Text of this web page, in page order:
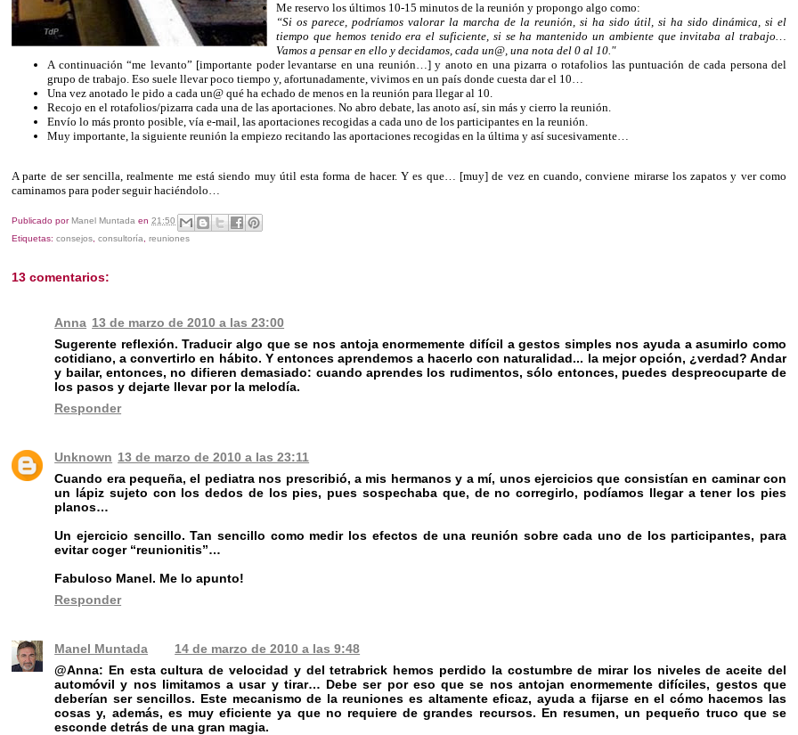
Me reservo los últimos 10-15 minutos de la reunión y propongo algo como:
“Si os parece, podríamos valorar la marcha de la reunión, si ha sido útil, si ha sido dinámica, si el
tiempo que hemos tenido era el suficiente, si se ha mantenido un ambiente que invitaba al trabajo…
Vamos a pensar en ello y decidamos, cada un@, una nota del 0 al 10."
A continuación “me levanto” [importante poder levantarse en una reunión…] y anoto en una pizarra o rotafolios las puntuación de cada persona del
grupo de trabajo. Eso suele llevar poco tiempo y, afortunadamente, vivimos en un país donde cuesta dar el 10…
Una vez anotado le pido a cada un@ qué ha echado de menos en la reunión para llegar al 10.
Recojo en el rotafolios/pizarra cada una de las aportaciones. No abro debate, las anoto así, sin más y cierro la reunión.
Envío lo más pronto posible, vía e-mail, las aportaciones recogidas a cada uno de los participantes en la reunión.
Muy importante, la siguiente reunión la empiezo recitando las aportaciones recogidas en la última y así sucesivamente…
A parte de ser sencilla, realmente me está siendo muy útil esta forma de hacer. Y es que… [muy] de vez en cuando, conviene mirarse los zapatos y ver como
caminamos para poder seguir haciéndolo…
Publicado por Manel Muntada en21:50
Etiquetas:consejos ,consultoría ,reuniones
13 comentarios:
Anna 13 de marzo de 2010 a las 23:00
Sugerente reflexión. Traducir algo que se nos antoja enormemente difícil a gestos simples nos ayuda a asumirlo como
cotidiano, a convertirlo en hábito. Y entonces aprendemos a hacerlo con naturalidad... la mejor opción, ¿verdad? Andar
y bailar, entonces, no difieren demasiado: cuando aprendes los rudimentos, sólo entonces, puedes despreocuparte de
los pasos y dejarte llevar por la melodía.
Responder
Unknown 13 de marzo de 2010 a las 23:11
Cuando era pequeña, el pediatra nos prescribió, a mis hermanos y a mí, unos ejercicios que consistían en caminar con
un lápiz sujeto con los dedos de los pies, pues sospechaba que, de no corregirlo, podíamos llegar a tener los pies
planos…
Un ejercicio sencillo. Tan sencillo como medir los efectos de una reunión sobre cada uno de los participantes, para
evitar coger “reunionitis”…
Fabuloso Manel. Me lo apunto!
Responder
Manel Muntada
14 de marzo de 2010 a las 9:48
@Anna: En esta cultura de velocidad y del tetrabrick hemos perdido la costumbre de mirar los niveles de aceite del
automóvil y nos limitamos a usar y tirar… Debe ser por eso que se nos antojan enormemente difíciles, gestos que
deberían ser sencillos. Este mecanismo de la reuniones es altamente eficaz, ayuda a fijarse en el cómo hacemos las
cosas y, además, es muy eficiente ya que no requiere de grandes recursos. En resumen, un pequeño truco que se
esconde detrás de una gran magia.